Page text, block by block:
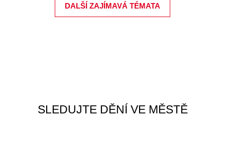
DALŠÍ ZAJÍMAVÁ TÉMATA
SLEDUJTE DĚNÍ VE MĚSTĚ